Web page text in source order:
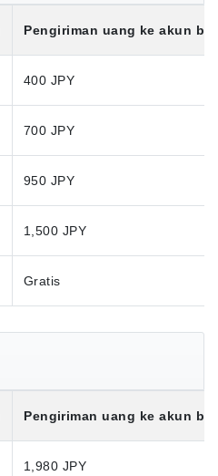
Pengiriman uang ke akun
400 JPY
700 JPY
950 JPY
1,500 JPY
Gratis
Pengiriman uang ke akun
1,980 JPY